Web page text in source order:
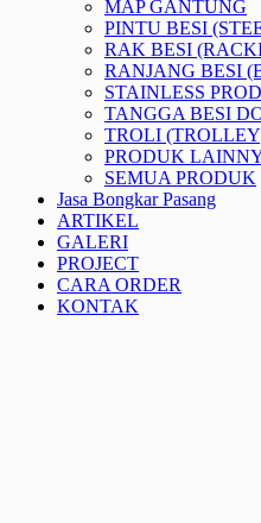
MAP GANTUNG
PINTU BESI
RAK BESI
RANJANG BESI
STAINLESS
TANGGA BESI
TROLI
PRODUK
SEMUA PRODUK
Jasa Bongkar Pasang
ARTIKEL
GALERI
PROJECT
CARA ORDER
KONTAK